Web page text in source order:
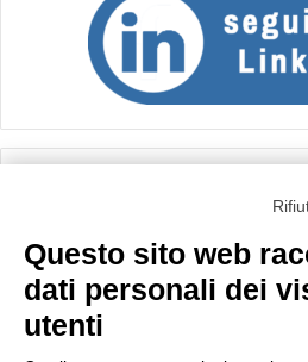
Importo netto (€):
Questo sito web
dati personali dei
utenti